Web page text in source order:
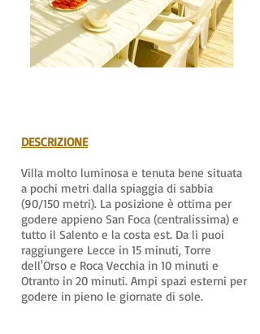
DESCRIZIONE
Villa molto luminosa e tenuta bene situata
a pochi metri dalla spiaggia di sabbia
(90/150 metri). La posizione è ottima per
godere appieno San Foca (centralissima) e
tutto il Salento e la costa est. Da li puoi
raggiungere Lecce in 15 minuti, Torre
dell'Orso e Roca Vecchia in 10 minuti e
Otranto in 20 minuti. Ampi spazi esterni per
godere in pieno le giornate di sole.